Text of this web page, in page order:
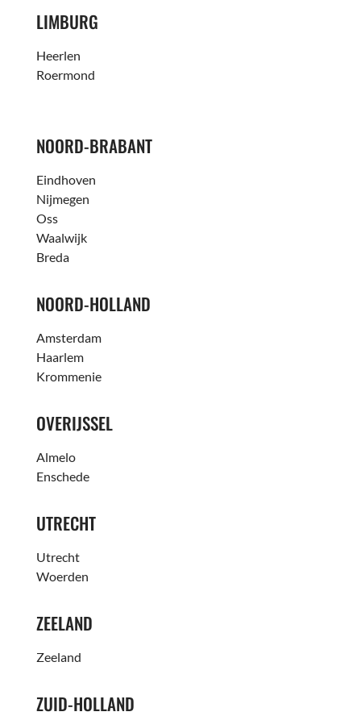
LIMBURG
Heerlen
Roermond
NOORD-BRABANT
Eindhoven
Nijmegen
Oss
Waalwijk
Breda
NOORD-HOLLAND
Amsterdam
Haarlem
Krommenie
OVERIJSSEL
Almelo
Enschede
UTRECHT
Utrecht
Woerden
ZEELAND
Zeeland
ZUID-HOLLAND